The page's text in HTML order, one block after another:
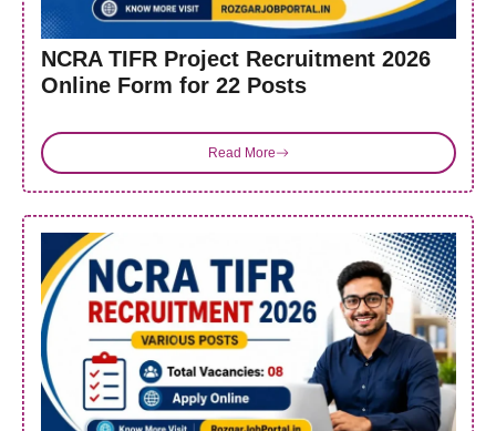
NCRA TIFR Project Recruitment 2026
Online Form for 22 Posts
Read More